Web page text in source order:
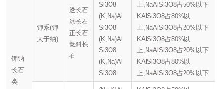
钾钠
长石
类
钾系(钾
大于纳)
透长石
冰长石
正长石
微斜长
石
Si3O8
(K,Na)Al
Si3O8
(K,Na)Al
Si3O8
(K,Na)Al
Si3O8
上,NaAlSi3O8占50%以下
KAlSi3O8占80%以
上,NaAlSi3O8占20%以下
KAlSi3O8占80%以
上,NaAlSi3O8占20%以下
KAlSi3O8占80%以
上,NaAlSi3O8占20%以下